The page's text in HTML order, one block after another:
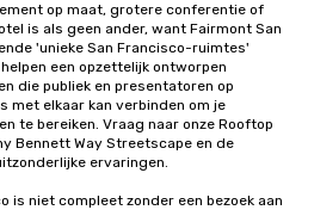
op maat, grotere conferentie of
is als geen ander, want Fairmont San
'unieke San Francisco-ruimtes'
een opzettelijk ontworpen
die publiek en presentatoren op
met elkaar kan verbinden om je
te bereiken. Vraag naar onze Rooftop
Bennett Way Streetscape en de
ervaringen.
is niet compleet zonder een bezoek aan